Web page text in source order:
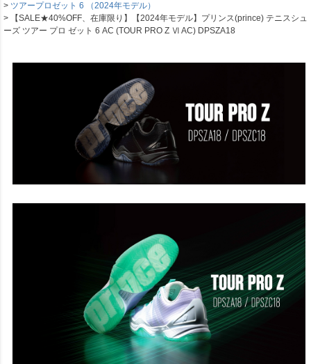
ツアープロゼット 6 （2024年モデル）
【SALE★40%OFF、在庫限り】【2024年モデル】プリンス(prince) テニスシュ
ーズ ツアー プロ ゼット 6 AC (TOUR PRO Z Ⅵ AC) DPSZA18